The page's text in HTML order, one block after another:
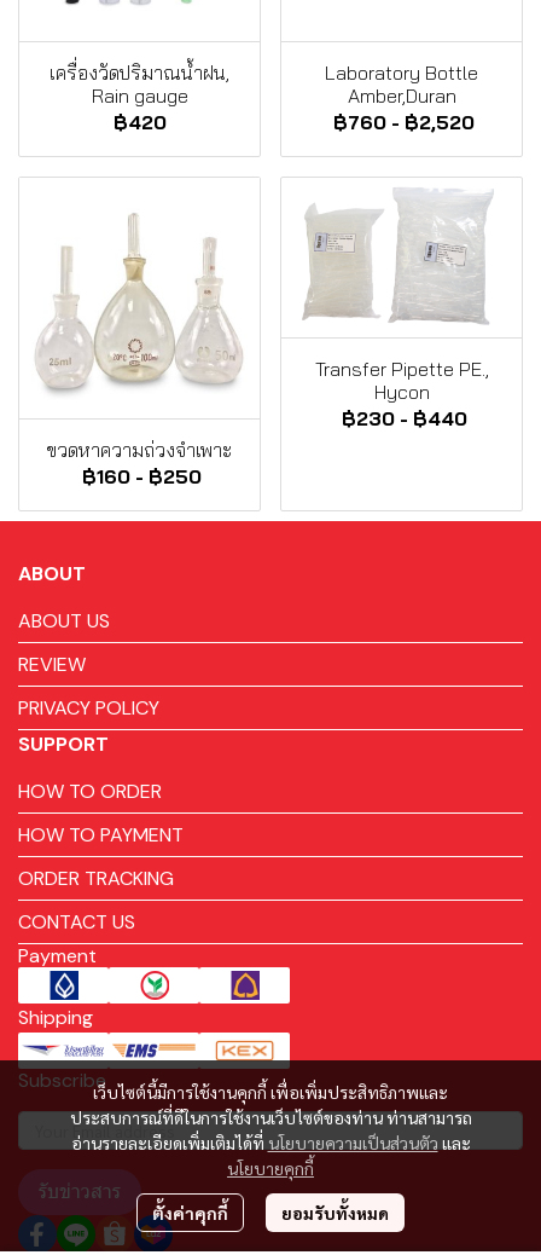
เครื่องวัดปริมาณน้ำฝน,
Rain gauge
฿420
Laboratory Bottle
Amber,Duran
฿760 - ฿2,520
ขวดหาความถ่วงจำเพาะ
฿160 - ฿250
Transfer Pipette PE.,
Hycon
฿230 - ฿440
เว็บไซต์นี้มีการใช้งานคุกกี้ เพื่อเพิ่มประสิทธิภาพและ
ประสบการณ์ที่ดีในการใช้งานเว็บไซต์ของท่าน ท่านสามารถ
อ่านรายละเอียดเพิ่มเติมได้ที่ นโยบายความเป็นส่วนตัว และ
นโยบายคุกกี้
ตั้งค่าคุกกี้ ยอมรับทั้งหมด
ABOUT
ABOUT US
REVIEW
PRIVACY POLICY
SUPPORT
HOW TO ORDER
HOW TO PAYMENT
ORDER TRACKING
CONTACT US
Payment
Shipping
Subscribe
รับข่าวสาร